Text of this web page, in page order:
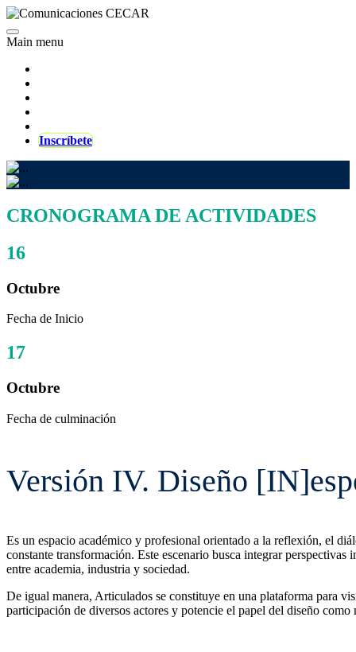
Main menu
Inscríbete
CRONOGRAMA DE ACTIVIDADES
16
Octubre
Fecha de Inicio
17
Octubre
Fecha de culminación
Versión IV. Diseño
Es un espacio académico y profesional orientado a la reflexión, el
constante transformación. Este escenario busca integrar
entre academia, industria y sociedad.
De igual manera, Articulados se constituye en una plataforma para
participación de diversos actores y potencie el papel del diseño